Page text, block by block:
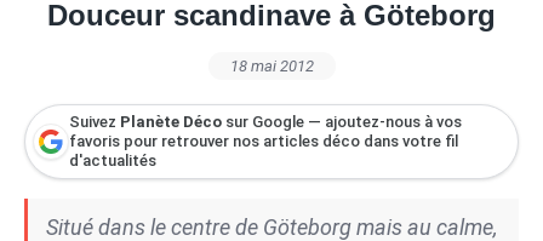
Douceur scandinave à Göteborg
18 mai 2012
Suivez Planète Déco sur Google — ajoutez-nous à vos
favoris pour retrouver nos articles déco dans votre fil
d'actualités
Situé dans le centre de Göteborg mais au calme,